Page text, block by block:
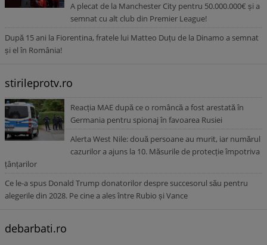
A plecat de la Manchester City pentru 50.000.000€ și a
semnat cu alt club din Premier League!
După 15 ani la Fiorentina, fratele lui Matteo Duțu de la Dinamo a semnat
și el în România!
stirileprotv.ro
Reacția MAE după ce o româncă a fost arestată în
Germania pentru spionaj în favoarea Rusiei
Alerta West Nile: două persoane au murit, iar numărul
cazurilor a ajuns la 10. Măsurile de protecție împotriva
țânțarilor
Ce le-a spus Donald Trump donatorilor despre succesorul său pentru
alegerile din 2028. Pe cine a ales între Rubio și Vance
debarbati.ro